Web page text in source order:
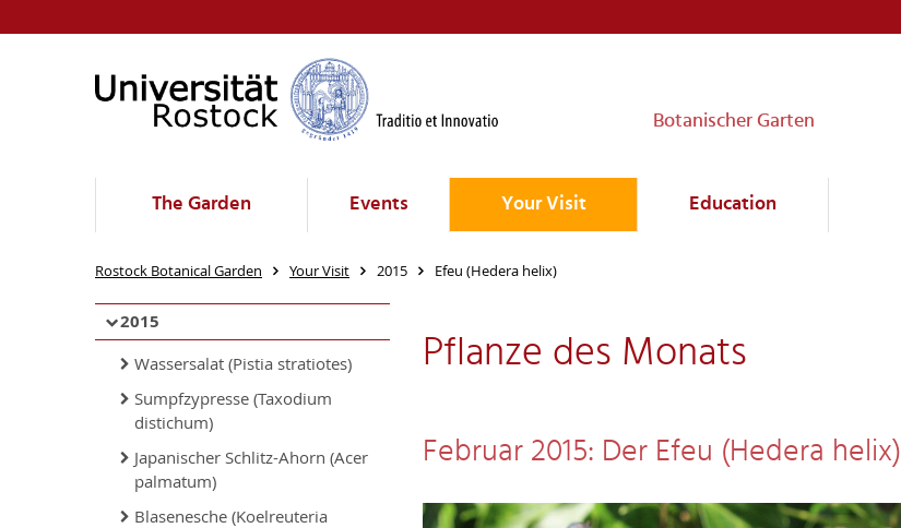
Botanischer Garten
The Garden Events Your Visit Education
Rostock Botanical Garden Your Visit 2015 Efeu (Hedera helix)
2015
Wassersalat (Pistia stratiotes)
Sumpfzypresse (Taxodium
distichum)
Japanischer Schlitz-Ahorn (Acer
palmatum)
Blasenesche (Koelreuteria
Pflanze des Monats
Februar 2015: Der Efeu (Hedera helix)